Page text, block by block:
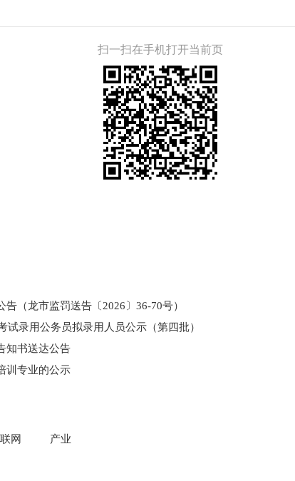
扫一扫在手机打开当前页
（龙市监罚送告〔2026〕36-70号）
录用公务员拟录用人员公示（第四批）
知书送达公告
训专业的公示
网 产业